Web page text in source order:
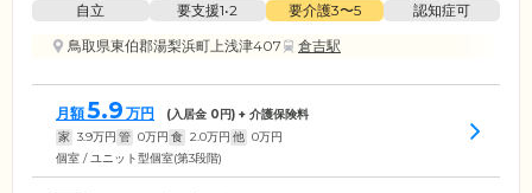
自立 要支援1•2 要介護3〜5
認知症可
鳥取県東伯郡湯梨浜町上浅津407
倉吉駅
月額5.9 万円 (入居金 0円) + 介護保険料
家 3.9万円 管 0万円 食 2.0万円 他 0万円
個室 / ユニット型個室(第3段階)